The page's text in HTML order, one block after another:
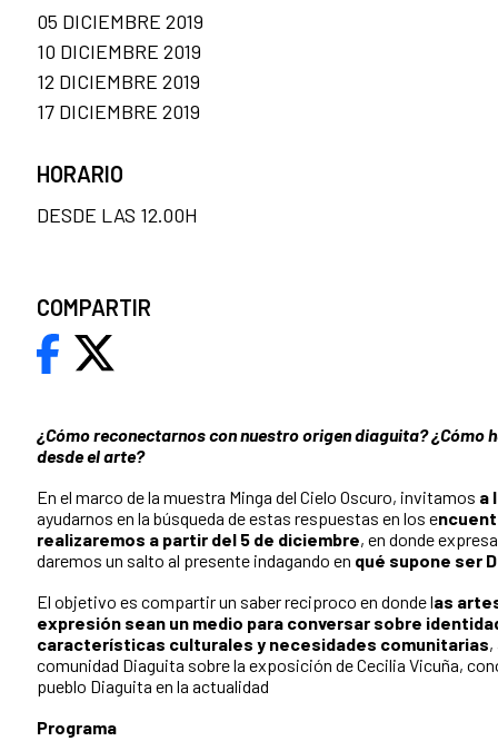
¿Cómo reconectarnos con nuestro origen diaguita?
desde el arte?
En el marco de la muestra Minga del Cielo Oscuro, invitamos a
ayudarnos en la búsqueda de estas respuestas en los e
realizaremos a partir del 5 de diciembre, en donde
daremos un salto al presente indagando en qué supone ser
El objetivo es compartir un saber reciproco en donde las
expresión sean un medio para conversar sobre
características culturales y necesidades comunitarias,
comunidad Diaguita sobre la exposición de Cecilia Vicuña,
pueblo Diaguita en la actualidad
Programa
05 DICIEMBRE 2019
10 DICIEMBRE 2019
12 DICIEMBRE 2019
17 DICIEMBRE 2019
HORARIO
DESDE LAS 12.00H
COMPARTIR